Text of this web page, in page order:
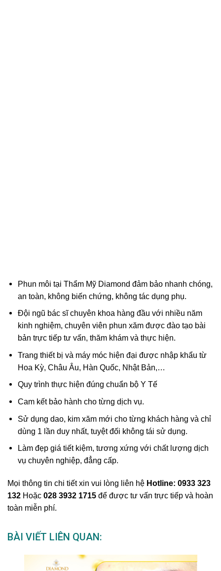
Phun môi tại Thẩm Mỹ Diamond đảm bảo nhanh chóng,
an toàn, không biến chứng, không tác dụng phụ.
Đội ngũ bác sĩ chuyên khoa hàng đầu với nhiều năm
kinh nghiệm, chuyên viên phun xăm được đào tạo bài
bản trực tiếp tư vấn, thăm khám và thực hiện.
Trang thiết bị và máy móc hiện đại được nhập khẩu từ
Hoa Kỳ, Châu Âu, Hàn Quốc, Nhật Bản,…
Quy trình thực hiện đúng chuẩn bộ Y Tế
Cam kết bảo hành cho từng dịch vụ.
Sử dụng dao, kim xăm mới cho từng khách hàng và chỉ
dùng 1 lần duy nhất, tuyệt đối không tái sử dụng.
Làm đẹp giá tiết kiệm, tương xứng với chất lượng dịch
vụ chuyên nghiệp, đẳng cấp.
Mọi thông tin chi tiết xin vui lòng liên hệ Hotline: 0933 323
132 Hoặc 028 3932 1715 để được tư vấn trực tiếp và hoàn
toàn miễn phí.
BÀI VIẾT LIÊN QUAN: